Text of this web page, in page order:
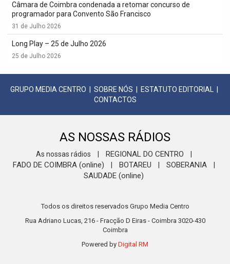
Câmara de Coimbra condenada a retomar concurso de
programador para Convento São Francisco
31 de Julho 2026
Long Play – 25 de Julho 2026
25 de Julho 2026
GRUPO MEDIA CENTRO SOBRE NÓS ESTATUTO EDITORIAL
CONTACTOS
AS NOSSAS RÁDIOS
As nossas rádios REGIONAL DO CENTRO
FADO DE COIMBRA (online) BOTAREU SOBERANIA
SAUDADE (online)
Todos os direitos reservados Grupo Media Centro
Rua Adriano Lucas, 216 - Fracção D Eiras - Coimbra 3020-430
Coimbra
Powered by Digital RM